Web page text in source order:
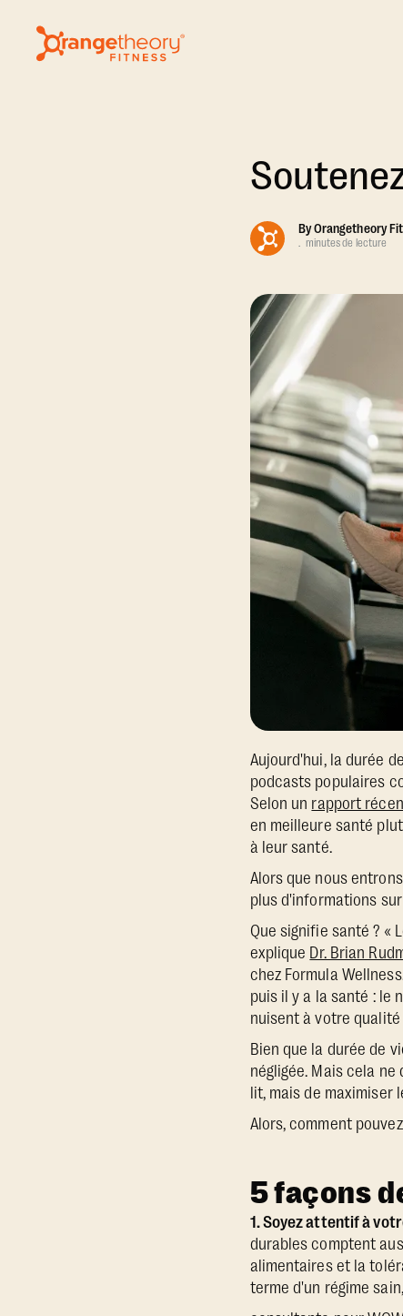
By Orangetheory
. minutes de lecture
Aujourd'hui, la durée
podcasts populaires
Selon un rapport
en meilleure santé
à leur santé.
Alors que nous
plus d'informations
Que signifie santé ? «
explique Dr. Brian
chez Formula
puis il y a la santé : le
nuisent à votre qualité
Bien que la durée de
négligée. Mais cela
lit, mais de
Alors, comment
5 façons
1. Soyez attentif à
durables comptent
alimentaires et la
terme d'un régime